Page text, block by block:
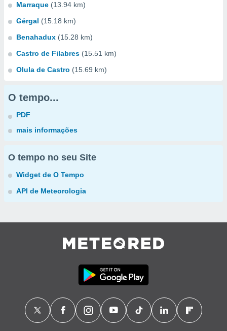
Marraque (13.94 km)
Gérgal (15.18 km)
Benahadux (15.28 km)
Castro de Filabres (15.51 km)
Olula de Castro (15.69 km)
O tempo...
PDF
mais informações
O tempo no seu Site
Widget de O Tempo
API de Meteorologia